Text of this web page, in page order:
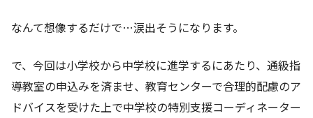
なんて想像するだけで…涙出そうになります。
で、今回は小学校から中学校に進学するにあたり、通級指
導教室の申込みを済ませ、教育センターで合理的配慮のア
ドバイスを受けた上で中学校の特別支援コーディネーター